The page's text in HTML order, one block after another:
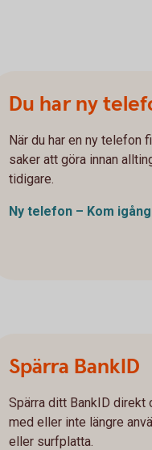
Du har ny
När du har en ny telefon
saker att göra innan
tidigare.
Ny telefon – Kom
Spärra BankID
Spärra ditt BankID direkt
med eller inte längre
eller surfplatta.